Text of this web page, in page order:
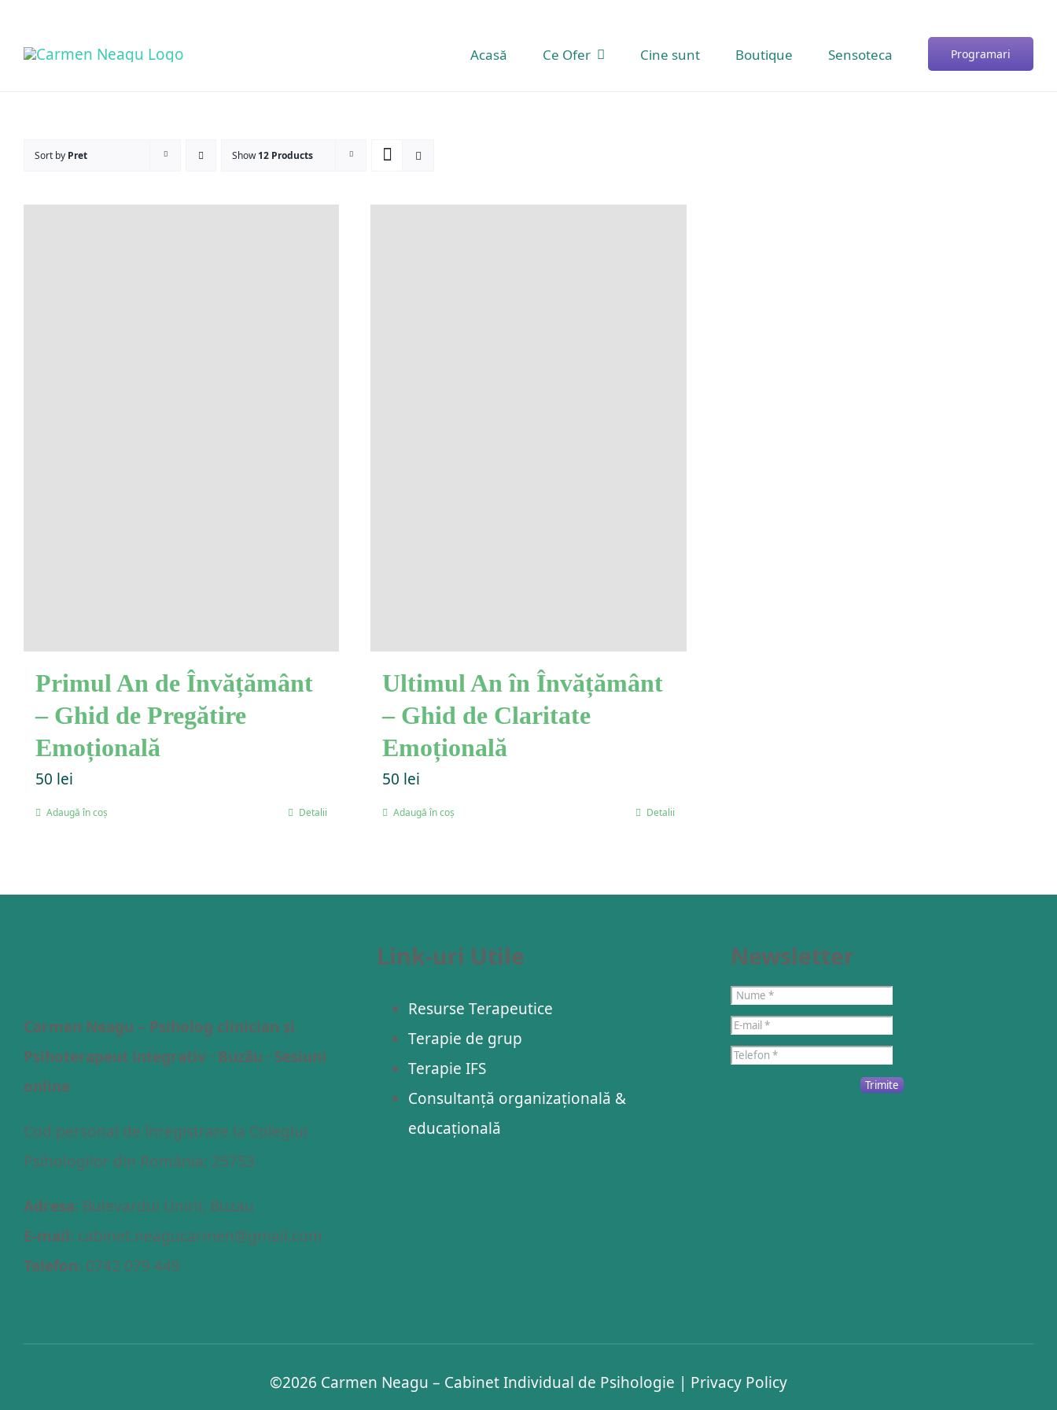
Acasă Ce Ofer Cine sunt Boutique Sensoteca Programari
Sort by Pret Show12 Products
Primul An de Învățământ
– Ghid de Pregătire
Emoțională
50 lei
Adaugă în coș Detalii
Ultimul An în Învățământ
– Ghid de Claritate
Emoțională
50 lei
Adaugă în coș Detalii
Carmen Neagu – Psiholog clinician și
Psihoterapeut integrativ · Buzău · Sesiuni
online
Cod personal de înregistrare la Colegiul
Psihologilor din România: 25753
Adresa: Bulevardul Unirii, Buzau
E-mail: cabinet.neagucarmen@gmail.com
Telefon: 0742 079 449
Link-uri Utile
Resurse Terapeutice
Terapie de grup
Terapie IFS
Consultanță organizațională &
educațională
Newsletter
Trimite
©2026 Carmen Neagu – Cabinet Individual de Psihologie | Privacy Policy